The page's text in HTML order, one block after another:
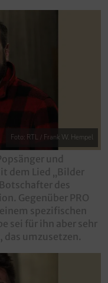
Foto: RTL / Frank W. Hempel
und
dem Lied „Bilder
des
Gegenüber PRO
spezifischen
sei für ihn aber sehr
das umzusetzen.